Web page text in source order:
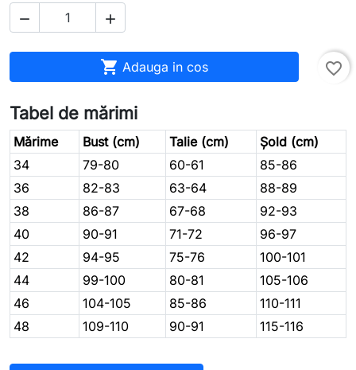
 
 Adauga in cos favorite_border
Tabel de mărimi
Mărime Bust (cm) Talie (cm)
Șold (cm)
34
79-80 60-61
85-86
36
82-83 63-64
88-89
38
86-87 67-68
92-93
40
90-91 71-72
96-97
42
94-95 75-76
100-101
44
99-100 80-81
105-106
46
104-105 85-86
110-111
48
109-110 90-91 115-116